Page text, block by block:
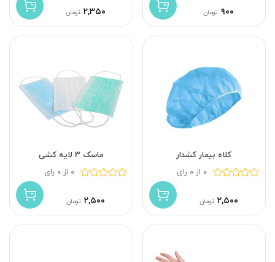
۹۰۰ تومان ۲,۳۵۰ تومان
کلاه بیمار کشدار
0 از 0 رای
۲,۵۰۰ تومان
ماسک 3 لایه کشی
0 از 0 رای
۲,۵۰۰ تومان